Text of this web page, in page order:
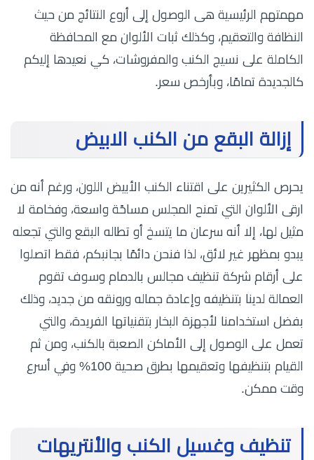
مهمتهم الرئيسية هى الوصول إلى أروع النتائج من حيث
النظافة والتعقيم، وكذلك ثبات الألوان مع المحافظة
الكاملة على نسيج الكنب والمفروشات، كي نعيدها إليكم
كالجديدة تمامًا، وبأرخص سعر.
إزالة البقع من الكنب الابيض
يحرص الكثيرين على اقتناء الكنب الأبيض اللون، ورغم أنه من
ارقى الألوان التي تمنح المجلس مساحًة واسعة، وفخامة لا
مثيل لها، إلا أنه سرعان ما يتسخ أو تطاله البقع والتي تجعله
يبدو بمظهر غير لائق، لذا فنحن دائمًا بجانبكم، فقط اتصلوا
على أرقام شركة تنظيف مجالس بالدمام وسوف تقوم
العمالة لدينا بتنظيفه وإعادة جماله ورونقه من جديد، وذلك
بفضل استخدامنا لأجهزة البخار بتقنياتها الفريدة، والتي
تعمل على الوصول إلى الأماكن الصعبة بالكنب، ومن ثم
القيام بتنظيفها وتعقيمها بطرق صحية 100% وفي أسرع
وقت ممكن.
تنظيف وغسيل الكنب والأنتريهات